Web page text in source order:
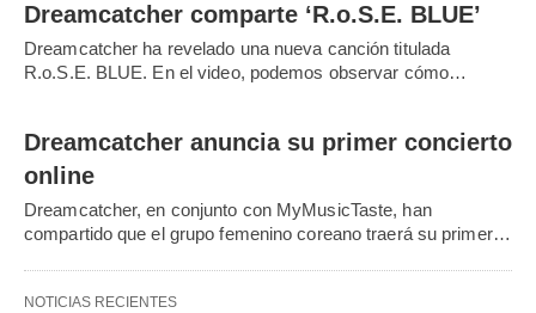
Dreamcatcher comparte ‘R.o.S.E. BLUE’
Dreamcatcher ha revelado una nueva canción titulada
R.o.S.E. BLUE. En el video, podemos observar cómo…
Dreamcatcher anuncia su primer concierto
online
Dreamcatcher, en conjunto con MyMusicTaste, han
compartido que el grupo femenino coreano traerá su primer…
NOTICIAS RECIENTES